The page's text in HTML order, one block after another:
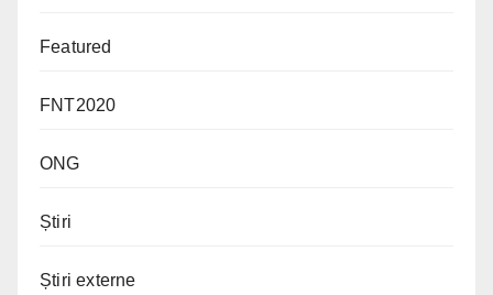
Featured
FNT2020
ONG
Știri
Știri externe